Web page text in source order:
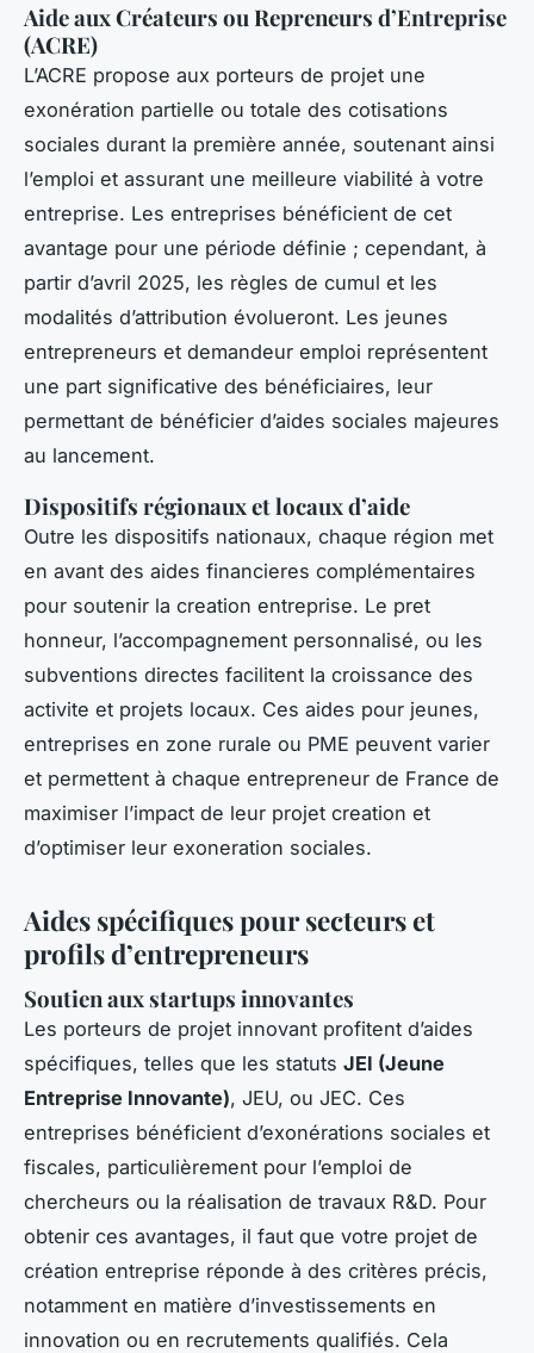
Aide aux Créateurs ou Repreneurs d’Entreprise
(ACRE)
L’ACRE propose aux porteurs de projet une
exonération partielle ou totale des cotisations
sociales durant la première année, soutenant ainsi
l’emploi et assurant une meilleure viabilité à votre
entreprise. Les entreprises bénéficient de cet
avantage pour une période définie ; cependant, à
partir d’avril 2025, les règles de cumul et les
modalités d’attribution évolueront. Les jeunes
entrepreneurs et demandeur emploi représentent
une part significative des bénéficiaires, leur
permettant de bénéficier d’aides sociales majeures
au lancement.
Dispositifs régionaux et locaux d’aide
Outre les dispositifs nationaux, chaque région met
en avant des aides financieres complémentaires
pour soutenir la creation entreprise. Le pret
honneur, l’accompagnement personnalisé, ou les
subventions directes facilitent la croissance des
activite et projets locaux. Ces aides pour jeunes,
entreprises en zone rurale ou PME peuvent varier
et permettent à chaque entrepreneur de France de
maximiser l’impact de leur projet creation et
d’optimiser leur exoneration sociales.
Aides spécifiques pour secteurs et
profils d’entrepreneurs
Soutien aux startups innovantes
Les porteurs de projet innovant profitent d’aides
spécifiques, telles que les statuts JEI (Jeune
Entreprise Innovante), JEU, ou JEC. Ces
entreprises bénéficient d’exonérations sociales et
fiscales, particulièrement pour l’emploi de
chercheurs ou la réalisation de travaux R&D. Pour
obtenir ces avantages, il faut que votre projet de
création entreprise réponde à des critères précis,
notamment en matière d’investissements en
innovation ou en recrutements qualifiés. Cela